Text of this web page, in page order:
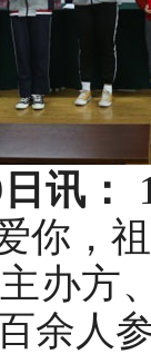
讯：
你，
办方
余人